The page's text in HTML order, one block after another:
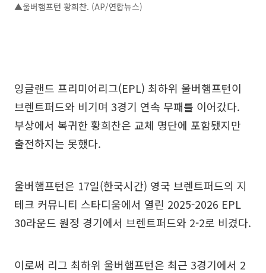
▲울버햄프턴 황희찬. (AP/연합뉴스)
잉글랜드 프리미어리그(EPL) 최하위 울버햄프턴이
브렌트퍼드와 비기며 3경기 연속 무패를 이어갔다.
부상에서 복귀한 황희찬은 교체 명단에 포함됐지만
출전하지는 못했다.
울버햄프턴은 17일(한국시간) 영국 브렌트퍼드의 지
테크 커뮤니티 스타디움에서 열린 2025-2026 EPL
30라운드 원정 경기에서 브렌트퍼드와 2-2로 비겼다.
이로써 리그 최하위 울버햄프턴은 최근 3경기에서 2